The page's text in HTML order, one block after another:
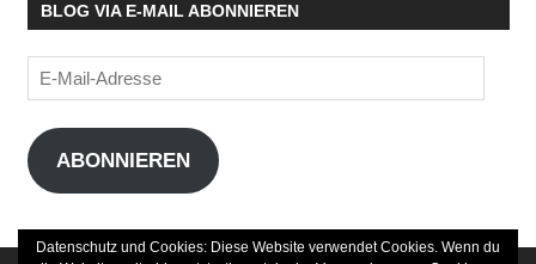
BLOG VIA E-MAIL ABONNIEREN
E-
Mail-
Adresse
ABONNIEREN
Datenschutz und Cookies: Diese Website verwendet Cookies. Wenn du